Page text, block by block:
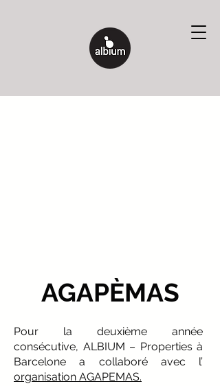
AGAPÈMAS
Pour la deuxième année
consécutive, ALBIUM – Properties à
Barcelone a collaboré avec l’
organisation AGAPEMAS.